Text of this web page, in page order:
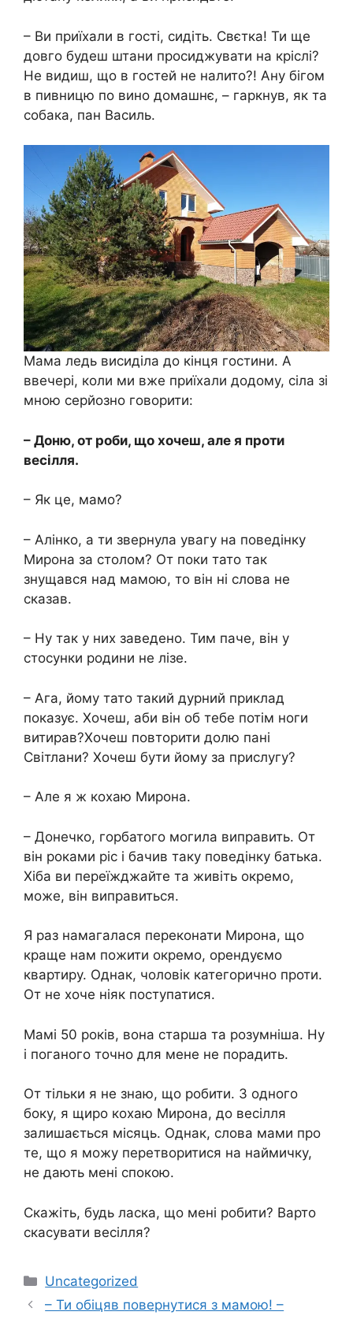
– Ви приїхали в гості, сидіть. Свєтка! Ти ще
довго будеш штани просиджувати на кріслі?
Не видиш, що в гостей не налито?! Ану бігом
в пивницю по вино домашнє, – гаркнув, як та
собака, пан Василь.
Мама ледь висиділа до кінця гостини. А
ввечері, коли ми вже приїхали додому, сіла зі
мною серйозно говорити:
– Доню, от роби, що хочеш, але я проти
весілля.
– Як це, мамо?
– Алінко, а ти звернула увагу на поведінку
Мирона за столом? От поки тато так
знущався над мамою, то він ні слова не
сказав.
– Ну так у них заведено. Тим паче, він у
стосунки родини не лізе.
– Ага, йому тато такий дурний приклад
показує. Хочеш, аби він об тебе потім ноги
витирав?Хочеш повторити долю пані
Світлани? Хочеш бути йому за прислугу?
– Але я ж кохаю Мирона.
– Донечко, горбатого могила виправить. От
він роками ріс і бачив таку поведінку батька.
Хіба ви переїжджайте та живіть окремо,
може, він виправиться.
Я раз намагалася переконати Мирона, що
краще нам пожити окремо, орендуємо
квартиру. Однак, чоловік категорично проти.
От не хоче ніяк поступатися.
Мамі 50 років, вона старша та розумніша. Ну
і поганого точно для мене не порадить.
От тільки я не знаю, що робити. З одного
боку, я щиро кохаю Мирона, до весілля
залишається місяць. Однак, слова мами про
те, що я можу перетворитися на наймичку,
не дають мені спокою.
Скажіть, будь ласка, що мені робити? Варто
скасувати весілля?
Категорії
Uncategorized
– Ти обіцяв повернутися з мамою! –